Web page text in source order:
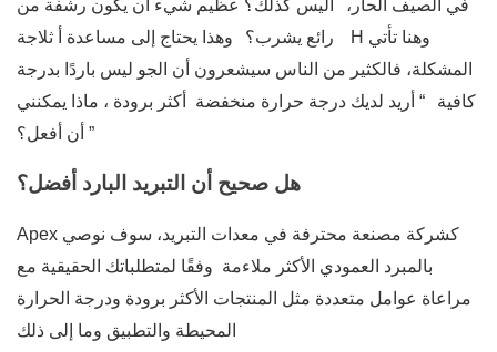
في الصيف الحار، أليس كذلك؟ عظيم شيء أن يكون رشفة من
رائع يشرب؟ وهذا يحتاج إلى مساعدة أ H
المشكلة، فالكثير من الناس سيشعرون أن الجو ليس باردًا بدرجة
كافية
“ أريد لديك درجة حرارة منخفضة أكثر برودة ، ماذا يمكنني
”
هل صحيح أن التبريد البارد أفضل؟
Apex كشركة مصنعة محترفة في معدات التبريد، سوف نوصي
بالمبرد العمودي الأكثر ملاءمة وفقًا لمتطلباتك الحقيقية مع
مراعاة عوامل متعددة مثل المنتجات الأكثر برودة ودرجة الحرارة